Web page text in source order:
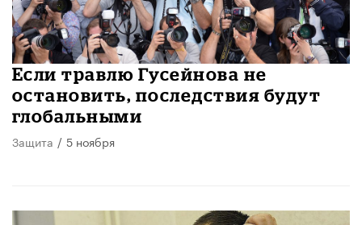
Если травлю Гусейнова не
остановить, последствия будут
глобальными
Защита / 5 ноября